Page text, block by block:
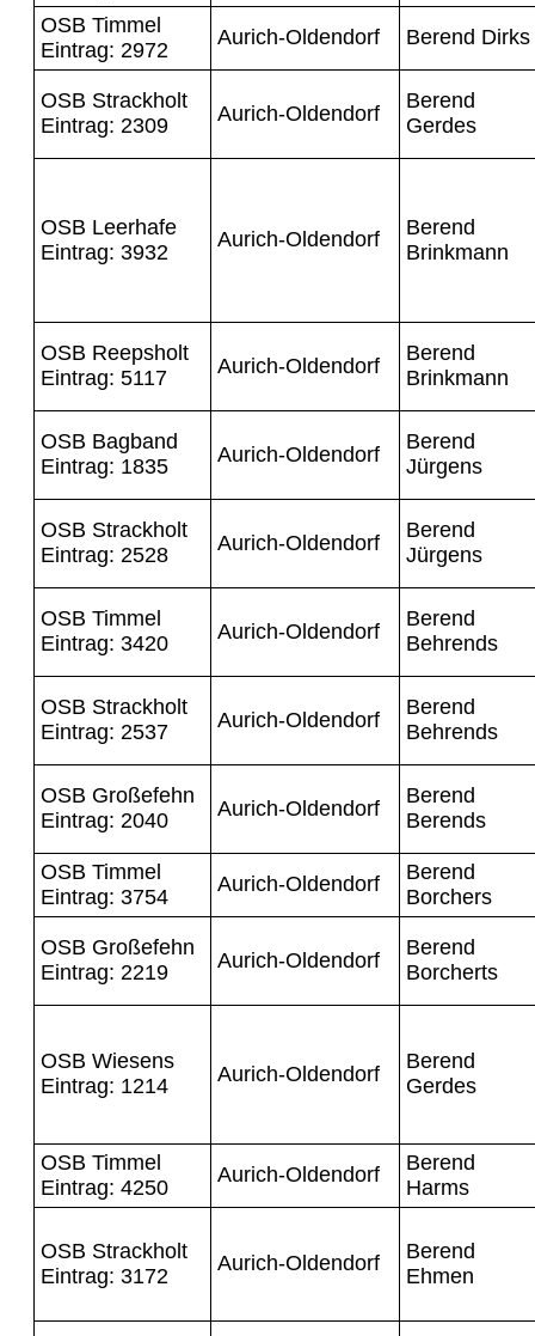
OSB Timmel
Eintrag: 2972
Aurich-Oldendorf Berend Dirks
OSB Strackholt
Eintrag: 2309
Aurich-Oldendorf
Berend
Gerdes
OSB Leerhafe
Eintrag: 3932
Aurich-Oldendorf
Berend
Brinkmann
OSB Reepsholt
Eintrag: 5117
Aurich-Oldendorf
Berend
Brinkmann
OSB Bagband
Eintrag: 1835
Aurich-Oldendorf
Berend
Jürgens
OSB Strackholt
Eintrag: 2528
Aurich-Oldendorf
Berend
Jürgens
OSB Timmel
Eintrag: 3420
Aurich-Oldendorf
Berend
Behrends
OSB Strackholt
Eintrag: 2537
Aurich-Oldendorf
Berend
Behrends
OSB Großefehn
Eintrag: 2040
Aurich-Oldendorf
Berend
Berends
OSB Timmel
Eintrag: 3754
Aurich-Oldendorf
Berend
Borchers
OSB Großefehn
Eintrag: 2219
Aurich-Oldendorf
Berend
Borcherts
OSB Wiesens
Eintrag: 1214
Aurich-Oldendorf
Berend
Gerdes
OSB Timmel
Eintrag: 4250
Aurich-Oldendorf
Berend
Harms
OSB Strackholt
Eintrag: 3172
Aurich-Oldendorf
Berend
Ehmen